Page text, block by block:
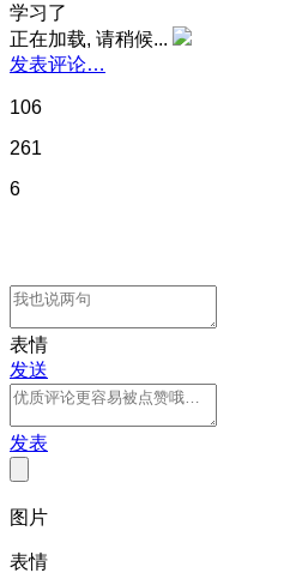
学习了
正在加载, 请稍候...
发表评论…
106
261
6
表情
发送
发表
图片
表情